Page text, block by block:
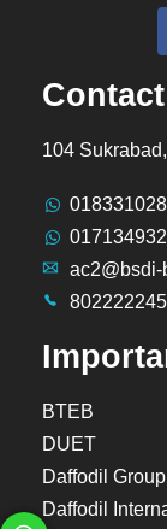
104
ac2@bsdi-
BTEB
DUET
Daffodil Group
Daffodil